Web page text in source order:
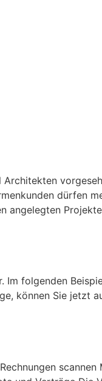
dürfen
angelegten
folgenden
können Sie jetzt